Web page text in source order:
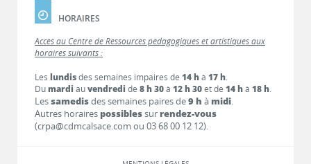
HORAIRES
Accès au Centre de Ressources pédagogiques et artistiques aux
horaires suivants :
Les lundisdes semaines impaires de 14 hà 17 h.
Dumardi auvendredi de 8 h 30à 12 h 30et de 14 hà 18 h.
Lessamedisdes semaines paires de9 h à midi.
Autres horaires possiblessur rendez-vous
(crpa@cdmcalsace.com ou 03 68 00 12 12).